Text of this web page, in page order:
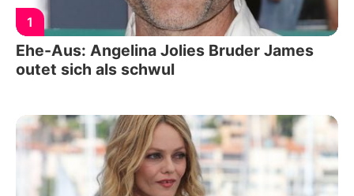
1
Ehe-Aus: Angelina Jolies Bruder James
outet sich als schwul